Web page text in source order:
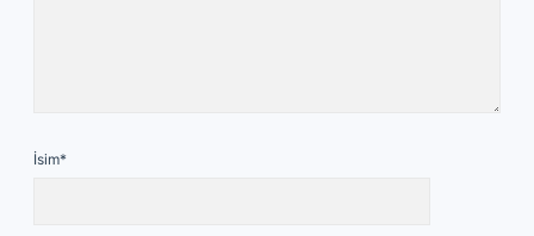
İsim*